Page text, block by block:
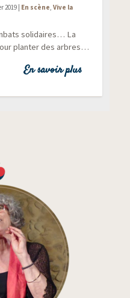
2019 | En scène ,Vive la
soli­daires… La
plan­ter des arbres…
En savoir plus